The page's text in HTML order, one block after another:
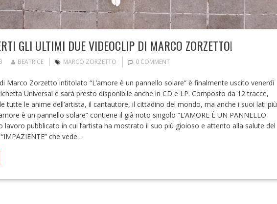
GLI ULTIMI DUE VIDEOCLIP DI MARCO ZORZETTO!
BEATRICE MARCO ZORZETTO 0 COMMENT
Marco Zorzetto intitolato “L’amore è un pannello solare” è finalmente uscito venerdì
Universal e sarà presto disponibile anche in CD e LP. Composto da 12 tracce,
tutte le anime dell’artista, il cantautore, il cittadino del mondo, ma anche i suoi lati più
è un pannello solare” contiene il già noto singolo “L’AMORE È UN PANNELLO
lavoro pubblicato in cui l’artista ha mostrato il suo più gioioso e attento alla salute del
che vede…